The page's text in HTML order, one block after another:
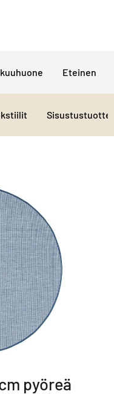
Eteinen
pyöreä